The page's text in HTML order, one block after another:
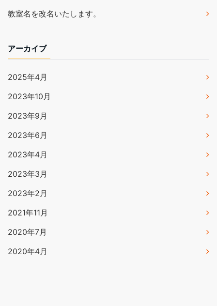
教室名を改名いたします。
アーカイブ
2025年4月
2023年10月
2023年9月
2023年6月
2023年4月
2023年3月
2023年2月
2021年11月
2020年7月
2020年4月